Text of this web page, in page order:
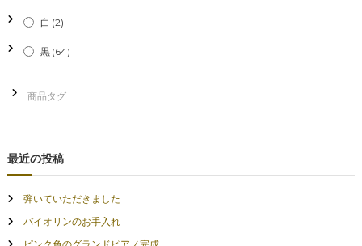
白 (2)
黒 (64)
最近の投稿
弾いていただきました
バイオリンのお手入れ